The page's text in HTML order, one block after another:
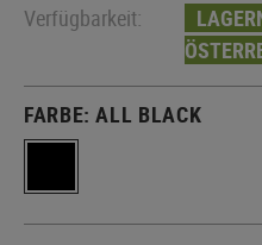
Verfügbarkeit:
FARBE:ALL BLACK